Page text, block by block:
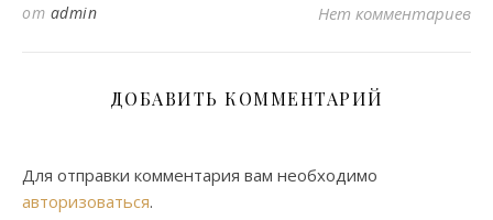
от admin Нет комментариев
ДОБАВИТЬ КОММЕНТАРИЙ
Для отправки комментария вам необходимо
авторизоваться.